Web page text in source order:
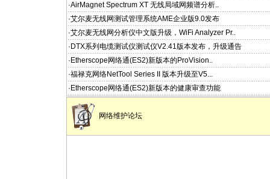
·AirMagnet Spectrum XT 无线局域网频谱分析..
·艾尔麦无线网测试管理系统AME企业版9.0发布
·艾尔麦无线网分析仪中文版升级，WiFi Analyzer Pr..
·DTX系列电缆测试仪测试仪V2.41版本发布，升级通告
·Etherscope网络通(ES2)新版本的ProVision..
·福禄克网络NetTool Series II 版本升级至V5...
·Etherscope网络通(ES2)新版本的健康审查功能
网络维护论坛